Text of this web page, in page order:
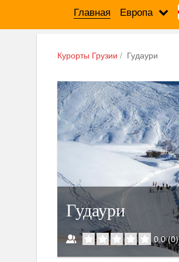
Главная Европа
Курорты Грузии Гудаури
Гудаури
0.0(0)